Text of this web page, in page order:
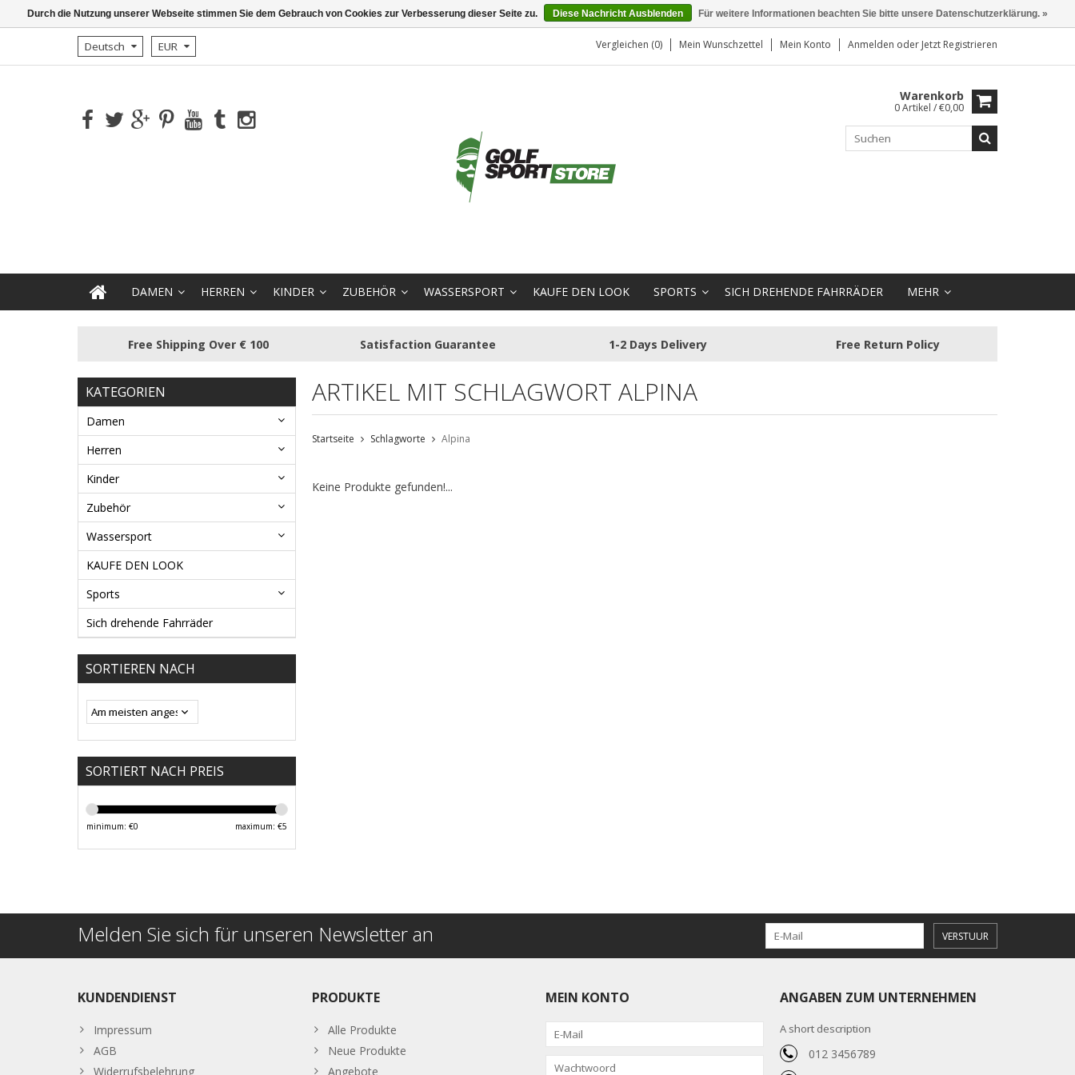
Deutsch EUR Vergleichen (0) Mein Wunschzettel Mein Konto Anmelden oder Jetzt Registrieren
Warenkorb
0 Artikel / €0,00
DAMEN HERREN KINDER ZUBEHÖR WASSERSPORT KAUFE DEN LOOK SPORTS SICH DREHENDE FAHRRÄDER MEHR
Free Shipping Over € 100 Satisfaction Guarantee 1-2 Days Delivery Free Return Policy
KATEGORIEN
Damen
Herren
Kinder
Zubehör
Wassersport
KAUFE DEN LOOK
Sports
Sich drehende Fahrräder
SORTIEREN NACH
SORTIERT NACH PREIS
minimum: €0 maximum: €5
ARTIKEL MIT SCHLAGWORT ALPINA
Startseite Schlagworte Alpina
Keine Produkte gefunden!...
Melden Sie sich für unseren Newsletter an VERSTUUR
KUNDENDIENST
Impressum
AGB
Widerrufsbelehrung
PRODUKTE
Alle Produkte
Neue Produkte
Angebote
MEIN KONTO ANGABEN ZUM UNTERNEHMEN
A short description
012 3456789
Durch die Nutzung unserer Webseite stimmen Sie dem Gebrauch von Cookies zur Verbesserung dieser Seite zu. Diese Nachricht Ausblenden Für weitere Informationen beachten Sie bitte unsere Datenschutzerklärung. »